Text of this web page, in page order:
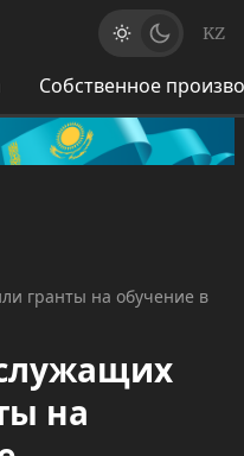
KZ
Собственное
гранты на обучение в
на